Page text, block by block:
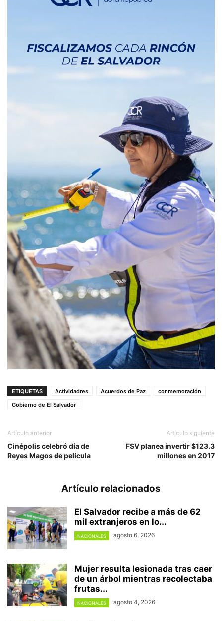
ETIQUETAS Actividadres Acuerdos de Paz
conmemoración
Gobierno de El Salvador
Artículo anterior
Cinépolis celebró día de
Reyes Magos de película
Artículo siguiente
FSV planea invertir $123.3
millones en 2017
Artículo relacionados
El Salvador recibe a más de 62
mil extranjeros en lo...
NACIONALES agosto 6, 2026
Mujer resulta lesionada tras caer
de un árbol mientras recolectaba
frutas...
NACIONALES agosto 4, 2026